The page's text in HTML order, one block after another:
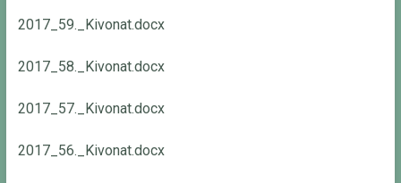
2017_59._Kivonat.docx
2017_58._Kivonat.docx
2017_57._Kivonat.docx
2017_56._Kivonat.docx